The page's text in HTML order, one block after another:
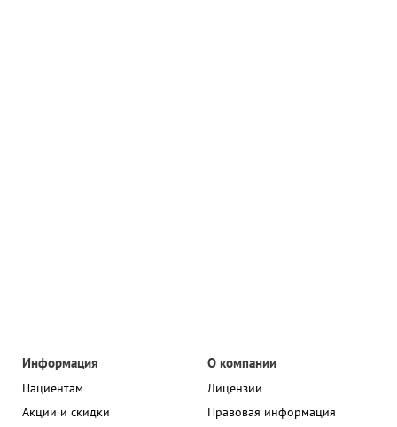
Информация
Пациентам
Акции и скидки
О компании
Лицензии
Правовая информация